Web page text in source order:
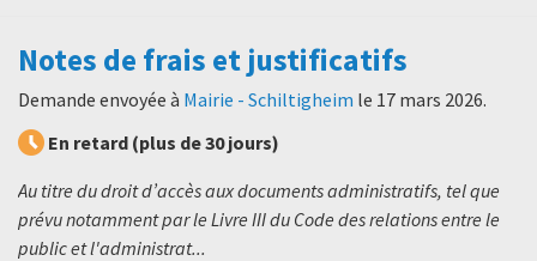
Notes de frais et justificatifs
Demande envoyée à Mairie - Schiltigheim le 17 mars 2026.
En retard (plus de 30 jours)
Au titre du droit d’accès aux documents administratifs, tel que
prévu notamment par le Livre III du Code des relations entre le
public et l'administrat...